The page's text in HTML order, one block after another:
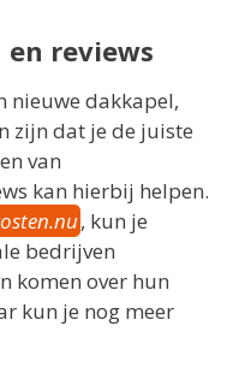
reviews
nieuwe dakkapel,
zijn dat je de juiste
van
kan hierbij helpen.
, kun je
bedrijven
komen over hun
kun je nog meer